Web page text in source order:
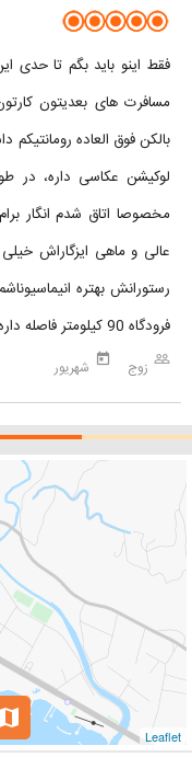
فقط اینو باید بگم تا حدی
مسافرت های بعدیتون
بالکن فوق العاده
لوکیشن عکاسی داره، در
مخصوصا اتاق شدم انگار
عالی و ماهی ایزگاراش
رستورانش بهتره
فرودگاه 90 کیلومتر فاصله داره
people_outline زوج today شهریور
Leaflet
map